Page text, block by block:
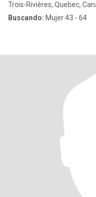
Trois-Rivières, Quebec,
Buscando: Mujer 43 - 64